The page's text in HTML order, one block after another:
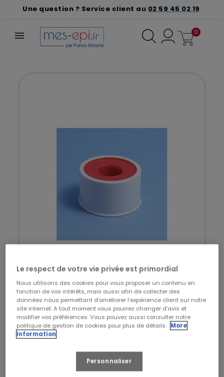
Une question ? Service client au 02 59 45 02 19
0
 
Le respect de votre vie privée est primordial
Nous utilisons des cookies pour vous proposer un contenu en
fonction de vos intérêts, mais aussi afin de collecter des
données nous permettant d’améliorer l’expérience client sur notre
site internet. A tout moment vous pourrez changer d’avis et
modifier vos préférences. Vous pouvez aussi consulter notre
politique de gestion de cookies pour plus de détails. More
Information
Personnaliser